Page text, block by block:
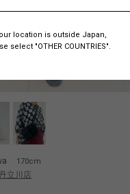
location is outside Japan,
select "OTHER COUNTRIES".
170cm
立川店